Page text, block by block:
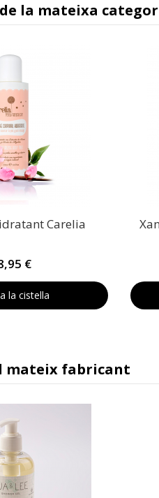
la mateixa
Carelia
€
la cistella
mateix fabricant